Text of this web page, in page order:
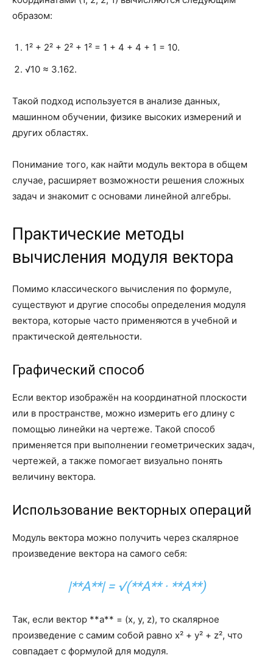
образом:
1² + 2² + 2² + 1² = 1 + 4 + 4 + 1 = 10.
√10 ≈ 3.162.
Такой подход используется в анализе данных,
машинном обучении, физике высоких измерений и
других областях.
Понимание того, как найти модуль вектора в общем
случае, расширяет возможности решения сложных
задач и знакомит с основами линейной алгебры.
Практические методы
вычисления модуля вектора
Помимо классического вычисления по формуле,
существуют и другие способы определения модуля
вектора, которые часто применяются в учебной и
практической деятельности.
Графический способ
Если вектор изображён на координатной плоскости
или в пространстве, можно измерить его длину с
помощью линейки на чертеже. Такой способ
применяется при выполнении геометрических задач,
чертежей, а также помогает визуально понять
величину вектора.
Использование векторных операций
Модуль вектора можно получить через скалярное
произведение вектора на самого себя:
|**A**| = √(**A** · **A**)
Так, если вектор **a** = (x, y, z), то скалярное
произведение с самим собой равно x² + y² + z², что
совпадает с формулой для модуля.